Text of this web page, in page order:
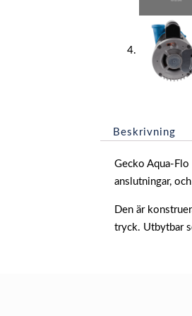
Beskrivning
Gecko Aqua-
anslutningar,
Den är
tryck. Utbytbar